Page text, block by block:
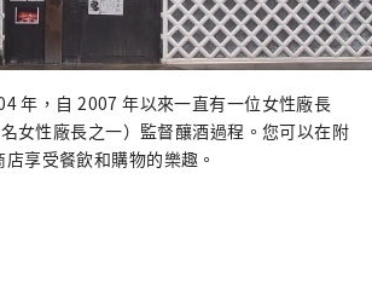
年，自 2007 年以來一直有一位女性廠長
名女性廠長之一）監督釀酒過程。您可以在附
享受餐飲和購物的樂趣。